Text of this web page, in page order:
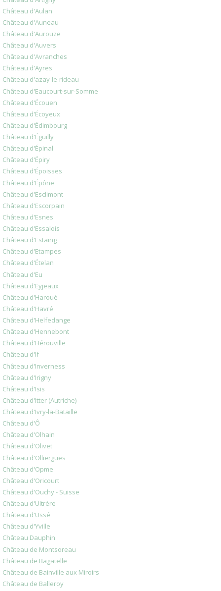
Château d'Aulan
Château d'Auneau
Château d'Aurouze
Château d'Auvers
Château d'Avranches
Château d'Ayres
Château d'azay-le-rideau
Château d'Eaucourt-sur-Somme
Château d'Écouen
Château d'Écoyeux
Château d'Édimbourg
Château d'Éguilly
Château d'Épinal
Château d'Épiry
Château d'Époisses
Château d'Épône
Château d'Esclimont
Château d'Escorpain
Château d'Esnes
Château d'Essalois
Château d'Estaing
Château d'Etampes
Château d'Ételan
Château d'Eu
Château d'Eyjeaux
Château d'Haroué
Château d'Havré
Château d'Helfedange
Château d'Hennebont
Château d'Hérouville
Château d'If
Château d'Inverness
Château d'Irigny
Château d'Isis
Château d'Itter (Autriche)
Château d'Ivry-la-Bataille
Château d'Ô
Château d'Olhain
Château d'Olivet
Château d'Olliergues
Château d'Opme
Château d'Oricourt
Château d'Ouchy - Suisse
Château d'Ultrère
Château d'Ussé
Château d'Yville
Château Dauphin
Château de Montsoreau
Château de Bagatelle
Château de Bainville aux Miroirs
Château de Balleroy